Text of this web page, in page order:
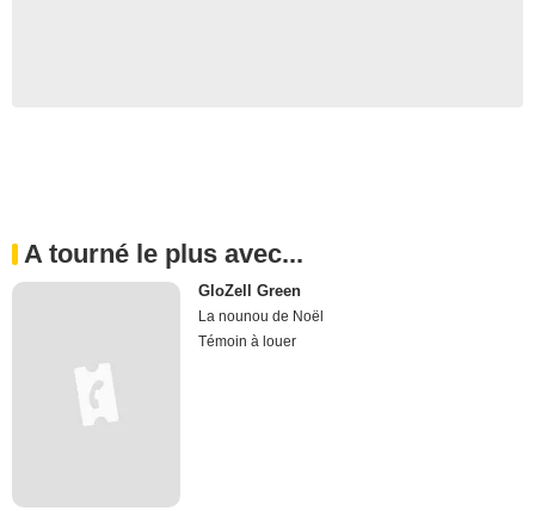
A tourné le plus avec...
GloZell Green
La nounou de Noël
Témoin à louer